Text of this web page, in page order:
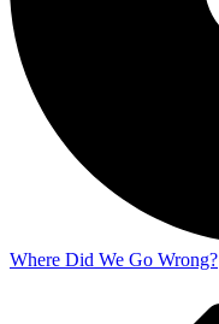
Where Did We Go Wrong?